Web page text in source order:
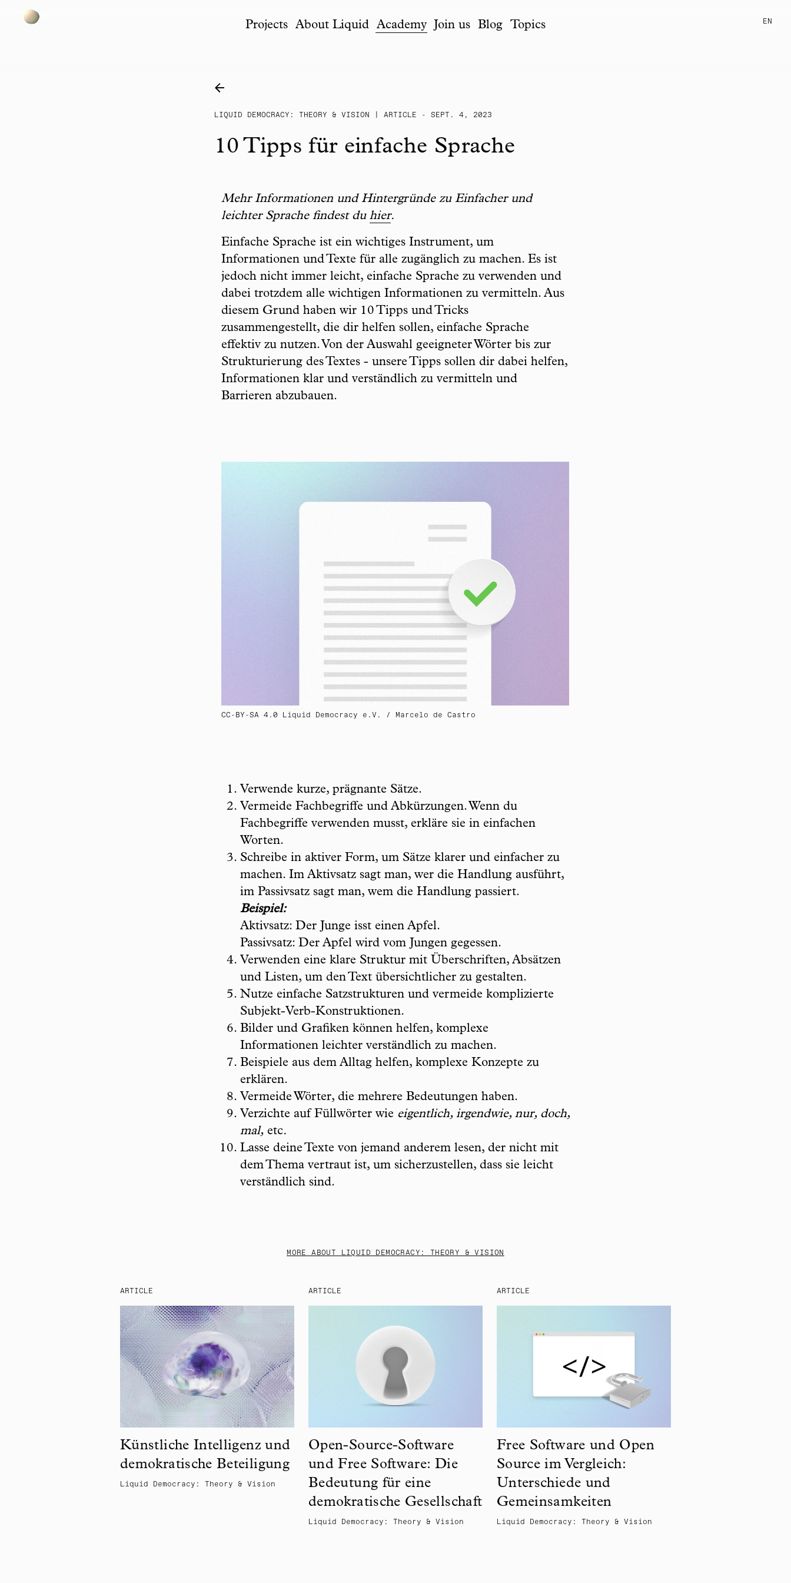
Projects About Liquid Academy Join us Blog Topics EN
LIQUID DEMOCRACY: THEORY & VISION | ARTICLE - SEPT. 4, 2023
10 Tipps für einfache Sprache
Mehr Informationen und Hintergründe zu Einfacher und
leichter Sprache findest du hier.
Einfache Sprache ist ein wichtiges Instrument, um
Informationen und Texte für alle zugänglich zu machen. Es ist
jedoch nicht immer leicht, einfache Sprache zu verwenden und
dabei trotzdem alle wichtigen Informationen zu vermitteln. Aus
diesem Grund haben wir 10 Tipps und Tricks
zusammengestellt, die dir helfen sollen, einfache Sprache
effektiv zu nutzen. Von der Auswahl geeigneter Wörter bis zur
Strukturierung des Textes - unsere Tipps sollen dir dabei helfen,
Informationen klar und verständlich zu vermitteln und
Barrieren abzubauen.
CC-BY-SA 4.0 Liquid Democracy e.V. / Marcelo de Castro
Verwende kurze, prägnante Sätze.
Vermeide Fachbegriffe und Abkürzungen. Wenn du
Fachbegriffe verwenden musst, erkläre sie in einfachen
Worten.
Schreibe in aktiver Form, um Sätze klarer und einfacher zu
machen. Im Aktivsatz sagt man, wer die Handlung ausführt,
im Passivsatz sagt man, wem die Handlung passiert.
Beispiel:
Aktivsatz: Der Junge isst einen Apfel.
Passivsatz: Der Apfel wird vom Jungen gegessen.
Verwenden eine klare Struktur mit Überschriften, Absätzen
und Listen, um den Text übersichtlicher zu gestalten.
Nutze einfache Satzstrukturen und vermeide komplizierte
Subjekt-Verb-Konstruktionen.
Bilder und Grafiken können helfen, komplexe
Informationen leichter verständlich zu machen.
Beispiele aus dem Alltag helfen, komplexe Konzepte zu
erklären.
Vermeide Wörter, die mehrere Bedeutungen haben.
Verzichte auf Füllwörter wie eigentlich, irgendwie, nur, doch,
mal, etc.
Lasse deine Texte von jemand anderem lesen, der nicht mit
dem Thema vertraut ist, um sicherzustellen, dass sie leicht
verständlich sind.
MORE ABOUT LIQUID DEMOCRACY: THEORY & VISION
ARTICLE
Künstliche Intelligenz und
demokratische Beteiligung
Liquid Democracy: Theory & Vision
ARTICLE
Open-Source-Software
und Free Software: Die
Bedeutung für eine
demokratische Gesellschaft
Liquid Democracy: Theory & Vision
ARTICLE
Free Software und Open
Source im Vergleich:
Unterschiede und
Gemeinsamkeiten
Liquid Democracy: Theory & Vision